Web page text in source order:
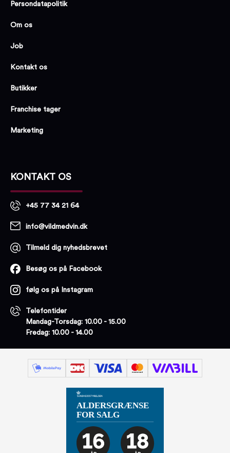
Persondatapolitik
Om os
Job
Kontakt os
Butikker
Franchise tager
Marketing
KONTAKT OS
+45 77 34 21 64
info@vildmedvin.dk
Tilmeld dig nyhedsbrevet
Besøg os på Facebook
følg os på Instagram
Telefontider
Mandag-Torsdag: 10.00 - 15.00
Fredag: 10.00 - 14.00